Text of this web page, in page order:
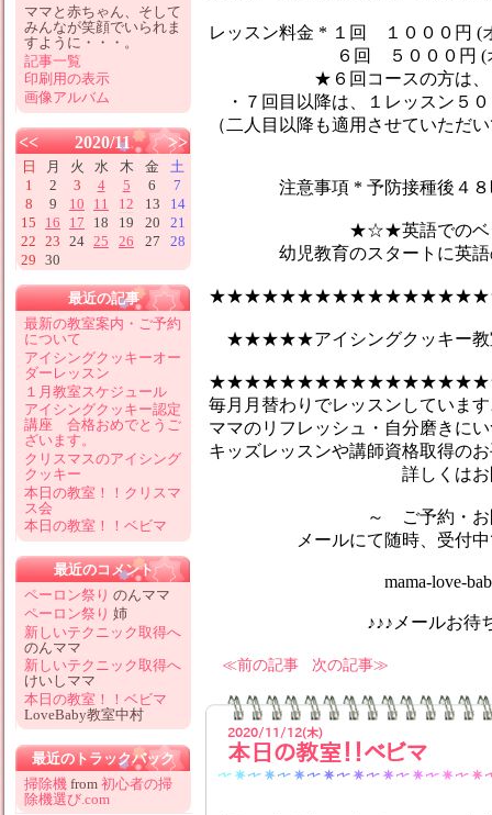
レッスン料金 * １回 １０００円 (
６回 ５０００円 (オイ
★６回コースの方は、１レ
・７回目以降は、１レッスン５
（二人目以降も適用させていただ
注意事項 * 予防接種後４８時
★☆★英語でのベビーマ
幼児教育のスタートに英語の
★★★★★アイシングクッキー
毎月月替わりでレッスンしていま
ママのリフレッシュ・自分磨きに
キッズレッスンや講師資格取得の
詳しくはお問合せ
～ ご予約・お問い
メールにて随時、受付中で
mama-love-
♪♪♪メールお待ちして
前の記事 次の記事
2020/11/12(木)
本日の教室！！ベビマ
ママと赤ちゃん、そして
みんなが笑顔でいられま
すように・・・。
記事一覧
印刷用の表示
画像アルバム
<< 2020/11 >>
日 月 火 水 木 金
土
1
2 3 4 5 6
7
8
9 10 11 12 13
14
15
16 17 18 19 20
21
22 23 24 25 26 27
28
29 30
最近の記事
最新の教室案内・ご予約
について
アイシングクッキーオー
ダーレッスン
１月教室スケジュール
アイシングクッキー認定
講座 合格おめでとうご
ざいます。
クリスマスのアイシング
クッキー
本日の教室！！クリスマ
ス会
本日の教室！！ベビマ
最近のコメント
ペーロン祭り のんママ
ペーロン祭り 姉
新しいテクニック取得へ
のんママ
新しいテクニック取得へ
けいしママ
本日の教室！！ベビマ
LoveBaby教室中村
最近のトラックバック
掃除機 from 初心者の掃
除機選び.com